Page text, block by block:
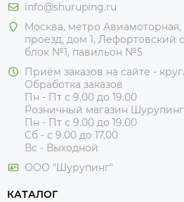
info@shuruping.ru
Москва, метро
проезд, дом 1, Лефортовский
блок №1, павильон №5
Приём заказов на сайте -
Обработка заказов
Пн - Пт с 9.00 до 19.00
Розничный магазин
Пн - Пт с 9.00 до 19.00
Сб - с 9.00 до 17.00
Вс - Выходной
ООО "Шурупинг"
КАТАЛОГ